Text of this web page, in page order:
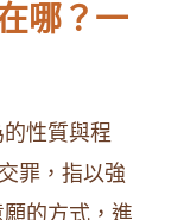
哪？一
性質與程
罪，指以強
的方式，進